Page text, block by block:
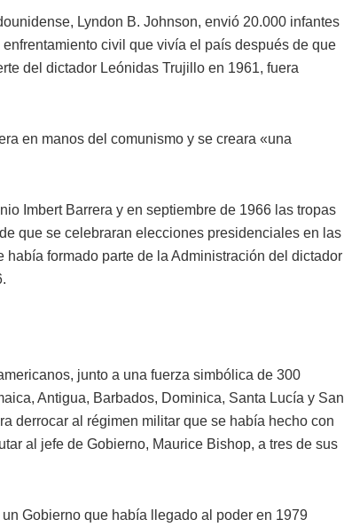
Lyndon B. Johnson, envió 20.000 infantes
civil que vivía el país después de que
del dictador Leónidas Trujillo en 1961, fuera
en manos del comunismo y se creara «una
Imbert Barrera y en septiembre de 1966 las tropas
que se celebraran elecciones presidenciales en las
formado parte de la Administración del dictador
junto a una fuerza simbólica de 300
Antigua, Barbados, Dominica, Santa Lucía y San
derrocar al régimen militar que se había hecho con
al jefe de Gobierno, Maurice Bishop, a tres de sus
Gobierno que había llegado al poder en 1979